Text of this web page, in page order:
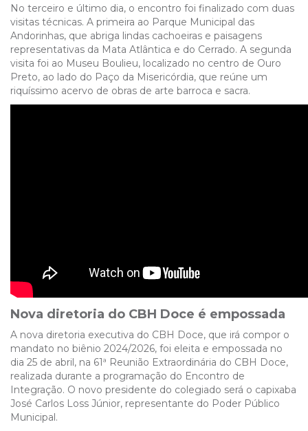
No terceiro e último dia, o encontro foi finalizado com duas
visitas técnicas. A primeira ao Parque Municipal das
Andorinhas, que abriga lindas cachoeiras e paisagens
representativas da Mata Atlântica e do Cerrado. A segunda
visita foi ao Museu Boulieu, localizado no centro de Ouro
Preto, ao lado do Paço da Misericórdia, que reúne um
riquíssimo acervo de obras de arte barroca e sacra.
Nova diretoria do CBH Doce é empossada
A nova diretoria executiva do CBH Doce, que irá compor o
mandato no biênio 2024/2026, foi eleita e empossada no
dia 25 de abril, na 61ª Reunião Extraordinária do CBH Doce,
realizada durante a programação do Encontro de
Integração. O novo presidente do colegiado será o capixaba
José Carlos Loss Júnior, representante do Poder Público
Municipal.